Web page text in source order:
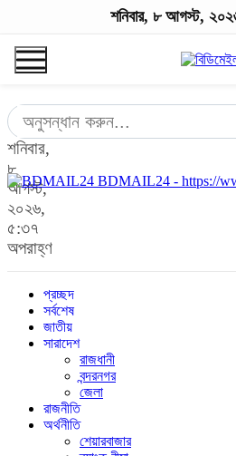
শনিবার,
৮
আগস্ট,
২০২৬,
৫:৩৭
অপরাহ্ণ
BDMAIL24 - https://
প্রচ্ছদ
সর্বশেষ
জাতীয়
সারাদেশ
রাজধানী
বন্দরনগর
জেলা
রাজনীতি
অর্থনীতি
শেয়ারবাজার
শনিবার, ৮ আগস্ট,